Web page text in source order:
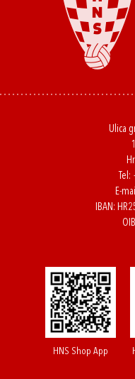
Ulica
Tel:
E-
IBAN:
HNS Shop App